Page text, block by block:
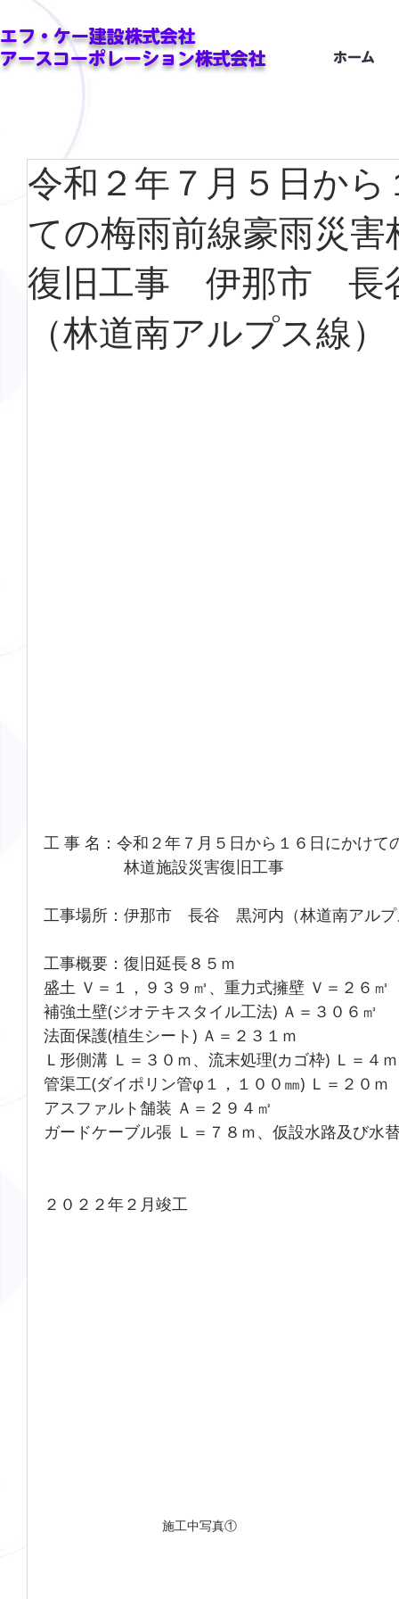
エフ・ケー建設株式会社
アースコーポレーション株式会社
ホーム
令和２年７月５日か
ての梅雨前線豪雨災害
復旧工事 伊那市 長
（林道南アルプス線）
工 事 名：令和２年７月５日から１６日にかけて
                  林道施設災害復旧工事
工事場所：伊那市　長谷　黒河内（林道南アル
工事概要：復旧延長８５ｍ
盛土 Ｖ＝１，９３９㎥、重力式擁壁 Ｖ＝２６㎥
補強土壁(ジオテキスタイル工法) Ａ＝３０６㎥
法面保護(植生シート) Ａ＝２３１ｍ
Ｌ形側溝 Ｌ＝３０ｍ、流末処理(カゴ枠) Ｌ＝４ｍ
管渠工(ダイポリン管φ１，１００㎜) Ｌ＝２０ｍ
アスファルト舗装 Ａ＝２９４㎡
ガードケーブル張 Ｌ＝７８ｍ、仮設水路及び水
２０２２年２月竣工
施工中写真①